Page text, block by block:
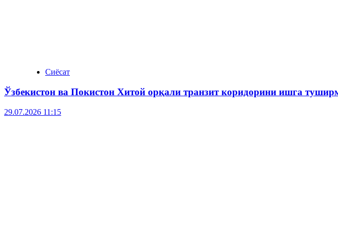
Сиёсат
Ўзбекистон ва Покистон Хитой орқали транзит коридорини ишга
29.07.2026 11:15